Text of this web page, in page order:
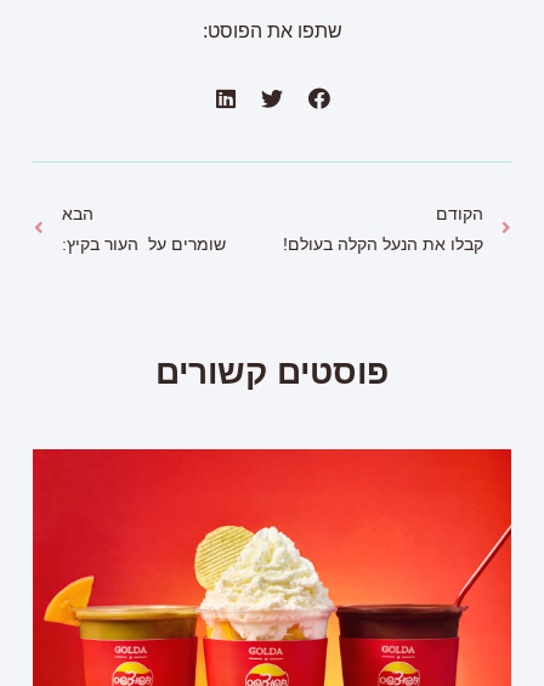
שתפו את הפוסט:
הקודם
קבלו את הנעל הקלה בעולם!
הבא
שומרים על העור בקיץ:
פוסטים קשורים